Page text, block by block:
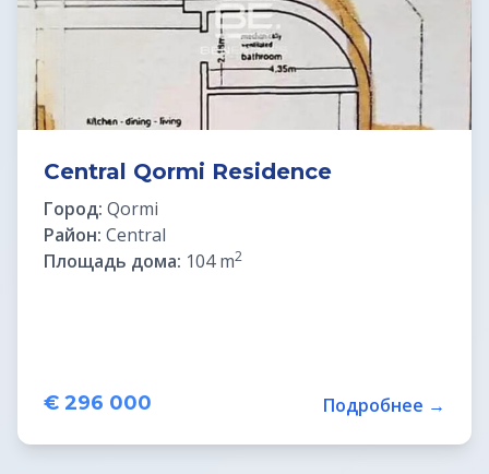
ВНЖ в Словении
Central Qormi Residence
Город: Qormi
Район: Central
Площадь дома: 104 m2
€ 296 000 Подробнее →